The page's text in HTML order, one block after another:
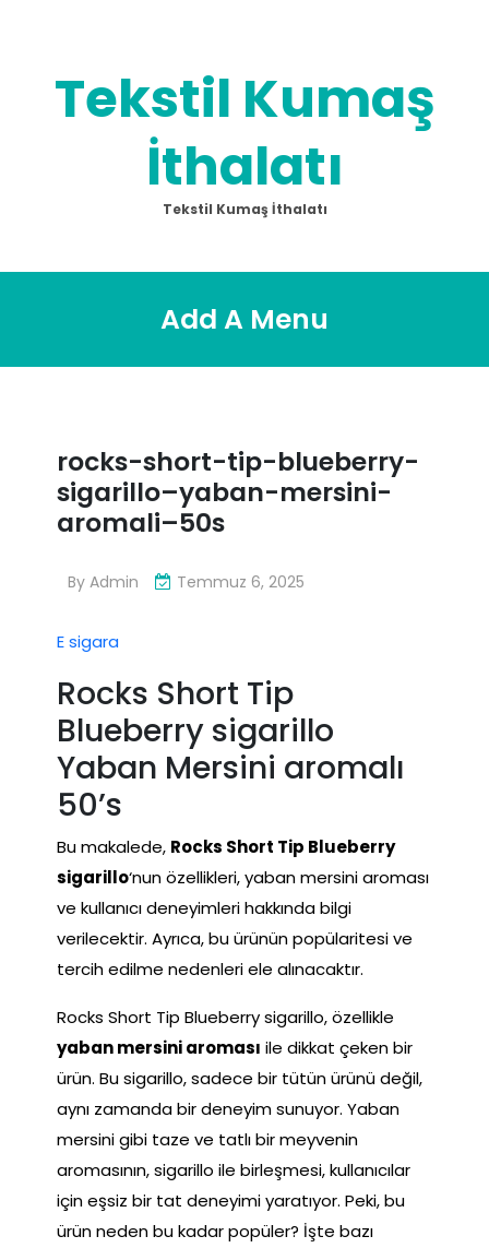
Tekstil Kumaş
İthalatı
Tekstil Kumaş İthalatı
Add A Menu
rocks-short-tip-blueberry-
sigarillo–yaban-mersini-
aromali–50s
By Admin Temmuz 6, 2025
E sigara
Rocks Short Tip
Blueberry sigarillo
Yaban Mersini aromalı
50’s
Bu makalede, Rocks Short Tip Blueberry
sigarillo‘nun özellikleri, yaban mersini aroması
ve kullanıcı deneyimleri hakkında bilgi
verilecektir. Ayrıca, bu ürünün popülaritesi ve
tercih edilme nedenleri ele alınacaktır.
Rocks Short Tip Blueberry sigarillo, özellikle
yaban mersini aroması ile dikkat çeken bir
ürün. Bu sigarillo, sadece bir tütün ürünü değil,
aynı zamanda bir deneyim sunuyor. Yaban
mersini gibi taze ve tatlı bir meyvenin
aromasının, sigarillo ile birleşmesi, kullanıcılar
için eşsiz bir tat deneyimi yaratıyor. Peki, bu
ürün neden bu kadar popüler? İşte bazı